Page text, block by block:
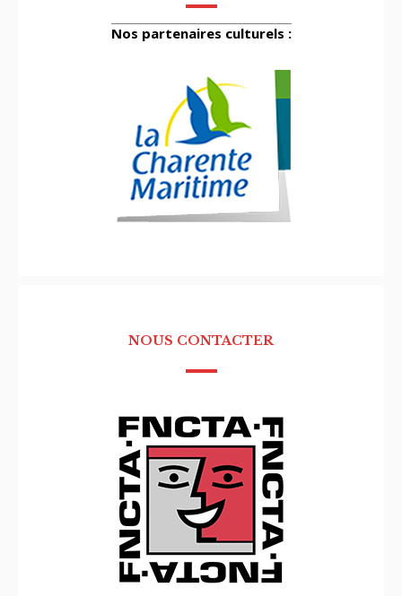
Nos partenaires culturels :
NOUS CONTACTER